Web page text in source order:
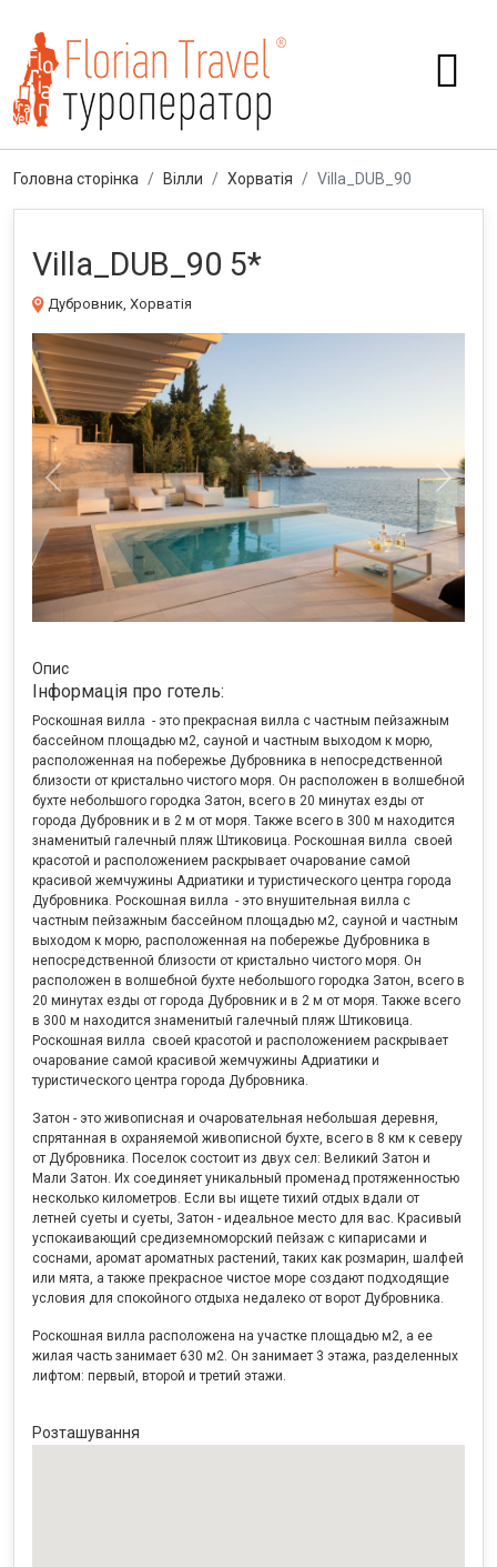
Головна сторінка Вілли Хорватія Villa_DUB_90
Villa_DUB_90 5*
Дубровник, Хорватія
Previous Next
Опис
Інформація про готель:
Роскошная вилла - это прекрасная вилла с частным пейзажным
бассейном площадью м2, сауной и частным выходом к морю,
расположенная на побережье Дубровника в непосредственной
близости от кристально чистого моря. Он расположен в волшебной
бухте небольшого городка Затон, всего в 20 минутах езды от
города Дубровник и в 2 м от моря. Также всего в 300 м находится
знаменитый галечный пляж Штиковица. Роскошная вилла своей
красотой и расположением раскрывает очарование самой
красивой жемчужины Адриатики и туристического центра города
Дубровника. Роскошная вилла - это внушительная вилла с
частным пейзажным бассейном площадью м2, сауной и частным
выходом к морю, расположенная на побережье Дубровника в
непосредственной близости от кристально чистого моря. Он
расположен в волшебной бухте небольшого городка Затон, всего в
20 минутах езды от города Дубровник и в 2 м от моря. Также всего
в 300 м находится знаменитый галечный пляж Штиковица.
Роскошная вилла своей красотой и расположением раскрывает
очарование самой красивой жемчужины Адриатики и
туристического центра города Дубровника.
Затон - это живописная и очаровательная небольшая деревня,
спрятанная в охраняемой живописной бухте, всего в 8 км к северу
от Дубровника. Поселок состоит из двух сел: Великий Затон и
Мали Затон. Их соединяет уникальный променад протяженностью
несколько километров. Если вы ищете тихий отдых вдали от
летней суеты и суеты, Затон - идеальное место для вас. Красивый
успокаивающий средиземноморский пейзаж с кипарисами и
соснами, аромат ароматных растений, таких как розмарин, шалфей
или мята, а также прекрасное чистое море создают подходящие
условия для спокойного отдыха недалеко от ворот Дубровника.
Роскошная вилла расположена на участке площадью м2, а ее
жилая часть занимает 630 м2. Он занимает 3 этажа, разделенных
лифтом: первый, второй и третий этажи.
Розташування